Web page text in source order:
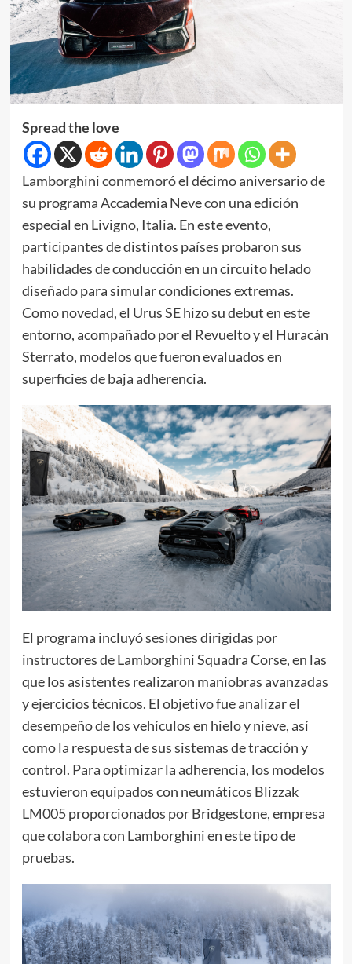
Spread the love
Lamborghini conmemoró el décimo aniversario de
su programa Accademia Neve con una edición
especial en Livigno, Italia. En este evento,
participantes de distintos países probaron sus
habilidades de conducción en un circuito helado
diseñado para simular condiciones extremas.
Como novedad, el Urus SE hizo su debut en este
entorno, acompañado por el Revuelto y el Huracán
Sterrato, modelos que fueron evaluados en
superficies de baja adherencia.
El programa incluyó sesiones dirigidas por
instructores de Lamborghini Squadra Corse, en las
que los asistentes realizaron maniobras avanzadas
y ejercicios técnicos. El objetivo fue analizar el
desempeño de los vehículos en hielo y nieve, así
como la respuesta de sus sistemas de tracción y
control. Para optimizar la adherencia, los modelos
estuvieron equipados con neumáticos Blizzak
LM005 proporcionados por Bridgestone, empresa
que colabora con Lamborghini en este tipo de
pruebas.